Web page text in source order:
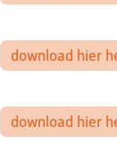
download hier
download hier